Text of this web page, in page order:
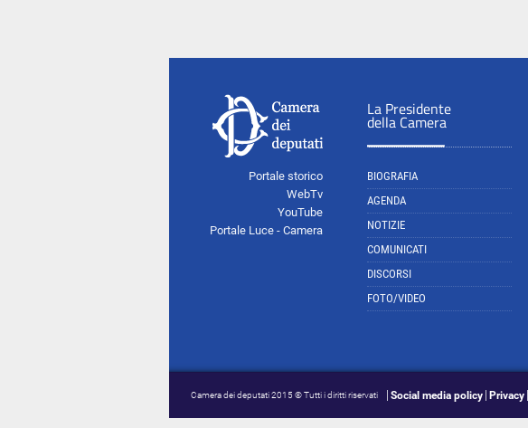
Portale storico
WebTv
YouTube
Portale Luce - Camera
La Presidente
della Camera
BIOGRAFIA
AGENDA
NOTIZIE
COMUNICATI
DISCORSI
FOTO/VIDEO
Camera dei deputati 2015 © Tutti i diritti riservati Social media policy Privacy